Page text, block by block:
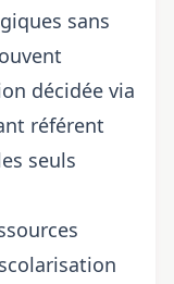
sans
décidée via
référent
seuls